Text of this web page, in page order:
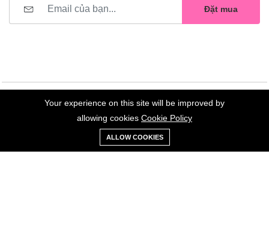
Đặt mua
©2023 Hoa Nelly . All Rights Reserved.
0
Xe
đẩy
Danh sách
yêu thích
Your experience on this site will be improved by
allowing cookies Cookie Policy
ALLOW COOKIES